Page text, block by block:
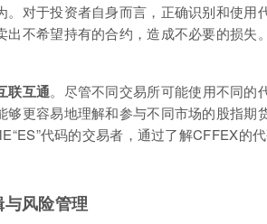
。对于投资者自身而言，正确识别和使用
出不希望持有的合约，造成不必要的损
联互通。尽管不同交易所可能使用不同的
够更容易地理解和参与不同市场的股指
代码的交易者，通过了解CFFEX的
风险管理